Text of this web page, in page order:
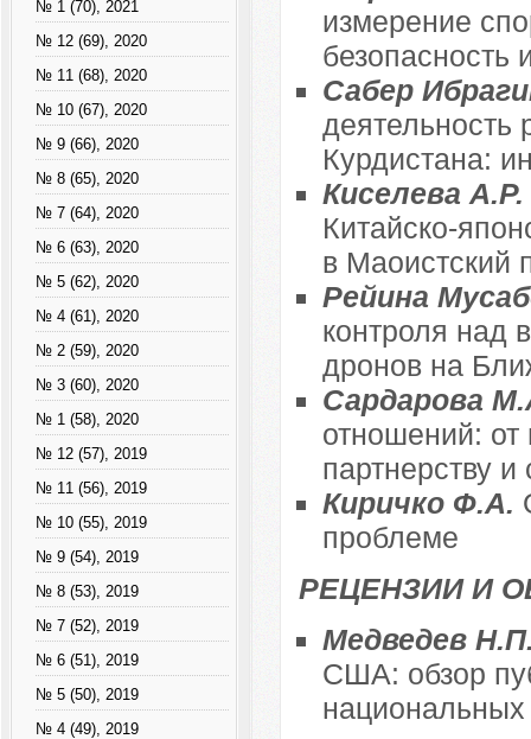
№ 1 (70), 2021
№ 12 (69), 2020
№ 11 (68), 2020
№ 10 (67), 2020
№ 9 (66), 2020
№ 8 (65), 2020
№ 7 (64), 2020
№ 6 (63), 2020
№ 5 (62), 2020
№ 4 (61), 2020
№ 2 (59), 2020
№ 3 (60), 2020
№ 1 (58), 2020
№ 12 (57), 2019
№ 11 (56), 2019
№ 10 (55), 2019
№ 9 (54), 2019
№ 8 (53), 2019
№ 7 (52), 2019
№ 6 (51), 2019
№ 5 (50), 2019
№ 4 (49), 2019
измерение
безопасность
Сабер
деятельность
Курдистана:
Киселева А.Р.
Китайско-
в Маоистский
Рейина
контроля над
дронов на
Сардарова
отношений: от
партнерству
Киричко Ф.А.
проблеме
РЕЦЕНЗИИ И
Медведев
США: обзор